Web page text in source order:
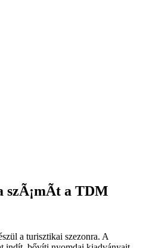
szÃ¡mÃ­t a TDM
a turisztikai szezonra. A